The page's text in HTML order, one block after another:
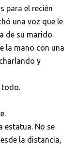
para el recién
una voz que le
de su marido.
la mano con una
y
todo.
estatua. No se
la distancia,